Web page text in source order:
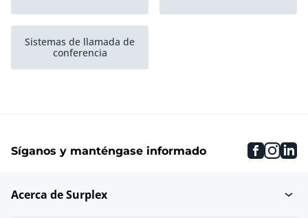
Sistemas de llamada de
conferencia
Síganos y manténgase informado
Acerca de Surplex